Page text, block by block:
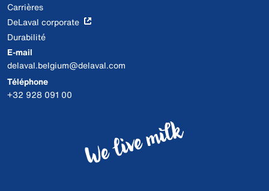
Carrières
DeLaval corporate
Durabilité
E-mail
delaval.belgium@delaval.com
Téléphone
+32 928 091 00